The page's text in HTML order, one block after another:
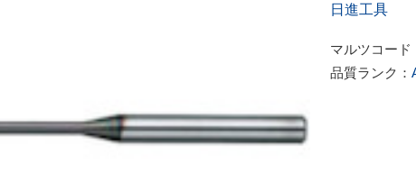
日進工具
マルツコード
品質ランク：